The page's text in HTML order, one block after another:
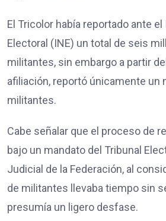
El Tricolor había reportado ante
Electoral (INE) un total de seis
militantes, sin embargo a partir
afiliación, reportó únicamente un
militantes.
Cabe señalar que el proceso de
bajo un mandato del Tribunal
Judicial de la Federación, al
de militantes llevaba tiempo sin
presumía un ligero desfase.